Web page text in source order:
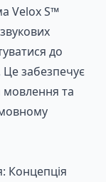
Velox S™
до
Це забезпечує
мовлення та
Концепція